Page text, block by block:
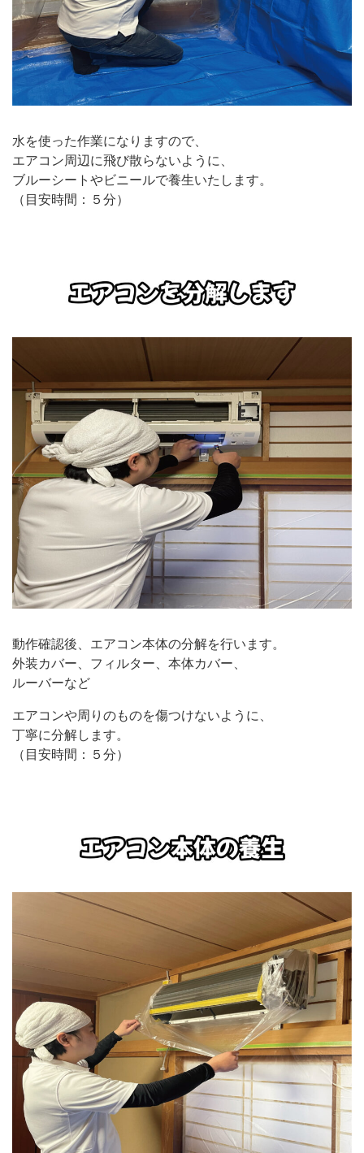
水を使った作業になりますので、
エアコン周辺に飛び散らないように、
ブルーシートやビニールで養生いたします。
（目安時間：５分）
動作確認後、エアコン本体の分解を行います。
外装カバー、フィルター、本体カバー、
ルーバーなど
エアコンや周りのものを傷つけないように、
丁寧に分解します。
（目安時間：５分）